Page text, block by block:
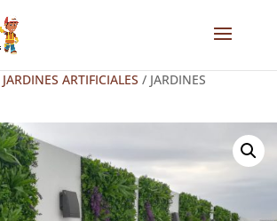
JARDINES ARTIFICIALES / JARDINES